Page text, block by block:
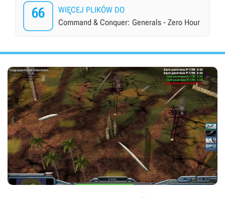
66
WIĘCEJ PLIKÓW DO
Command & Conquer: Generals - Zero Hour